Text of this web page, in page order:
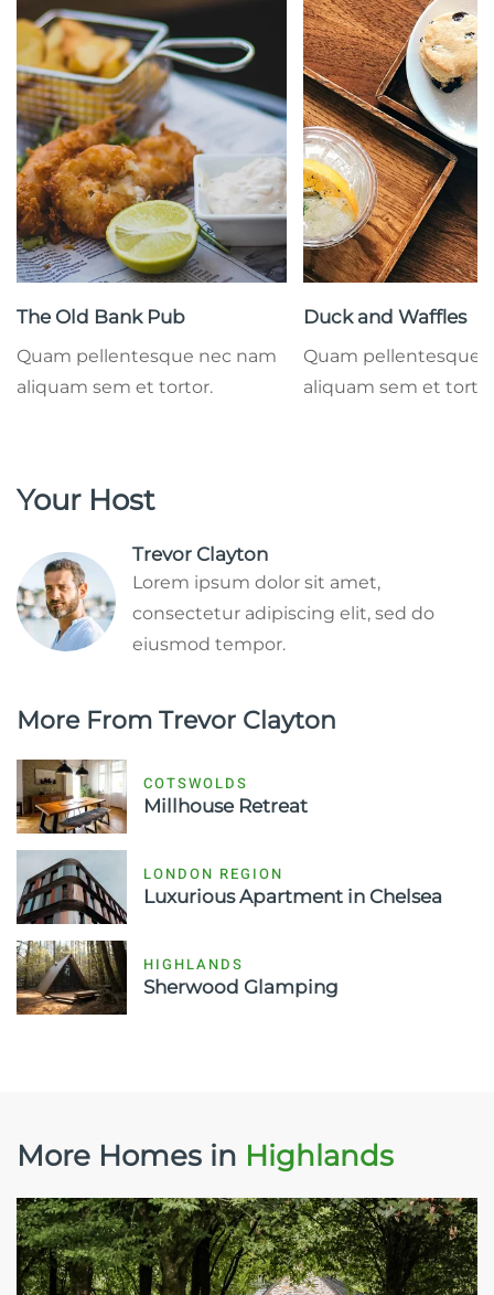
The Old Bank Pub
Quam pellentesque nec nam
aliquam sem et tortor.
Duck and Waffles
Quam pellentesque
aliquam sem et
Your Host
Trevor Clayton
Lorem ipsum dolor sit amet,
consectetur adipiscing elit, sed do
eiusmod tempor.
More From Trevor Clayton
COTSWOLDS
Millhouse Retreat
LONDON REGION
Luxurious Apartment in Chelsea
HIGHLANDS
Sherwood Glamping
More Homes in Highlands